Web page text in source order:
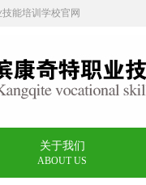
能培训学校官网
关于我们
ABOUT US